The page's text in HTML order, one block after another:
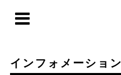
インフォメーション